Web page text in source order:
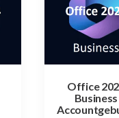
Office
Business